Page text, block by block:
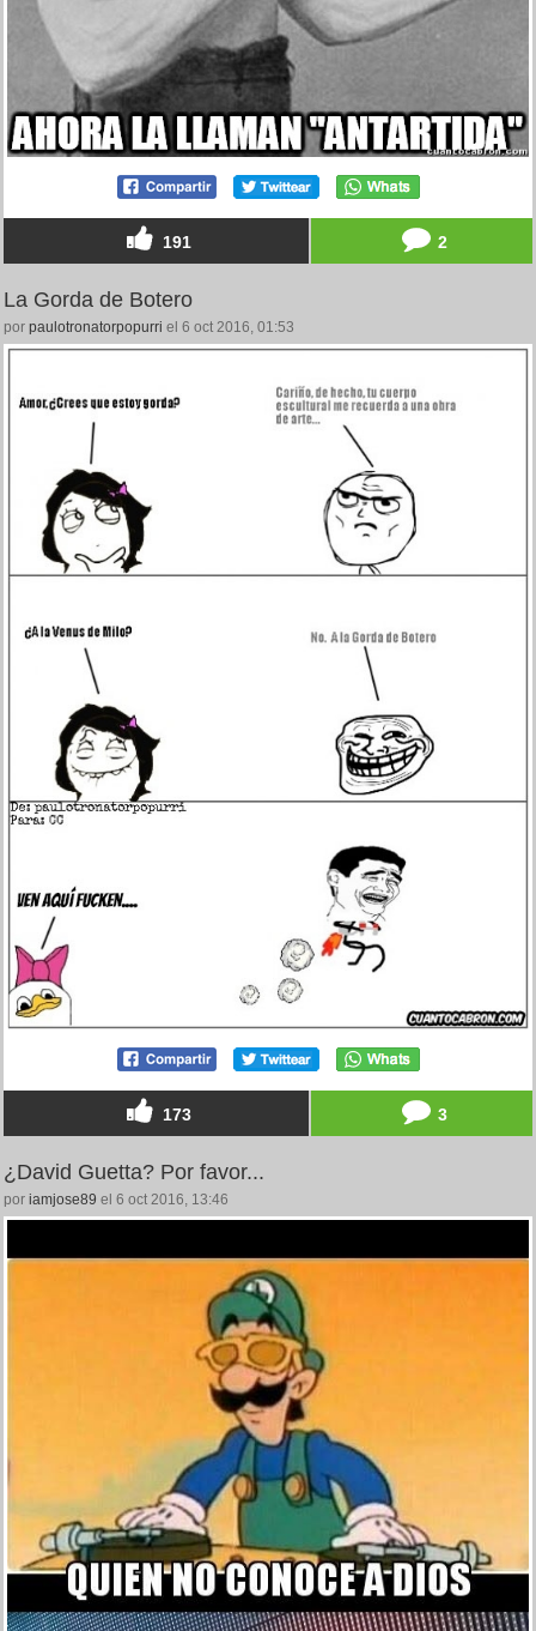
191 2
La Gorda de Botero
por paulotronatorpopurri el 6 oct 2016, 01:53
173 3
¿David Guetta? Por favor...
por iamjose89 el 6 oct 2016, 13:46